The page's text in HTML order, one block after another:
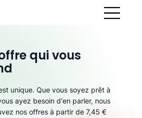
qui vous
unique. Que vous soyez prêt à
ayez besoin d'en parler, nous
nos offres à partir de 7,45 €